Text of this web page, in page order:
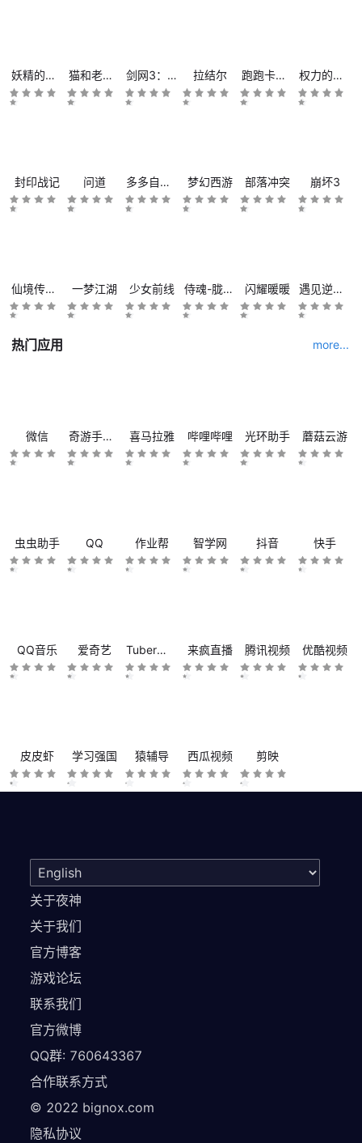
妖精的尾巴:魔导少年 猫和老鼠：欢乐互动 剑网3：指尖江湖 拉结尔 跑跑卡丁车官方竞速版 权力的游戏：凛冬将至
封印战记 问道 多多自走棋 梦幻西游 部落冲突 崩坏3
仙境传说RO 一梦江湖 少女前线 侍魂-胧月传说 闪耀暖暖 遇见逆水寒
热门应用 more...
微信 奇游手游加速器 喜马拉雅 哔哩哔哩 光环助手 蘑菇云游
虫虫助手 QQ 作业帮 智学网 抖音 快手
QQ音乐 爱奇艺 Tuber浏览器 来疯直播 腾讯视频 优酷视频
皮皮虾 学习强国 猿辅导 西瓜视频 剪映
关于夜神
关于我们
官方博客
游戏论坛
联系我们
官方微博
QQ群: 760643367
合作联系方式
© 2022 bignox.com
隐私协议